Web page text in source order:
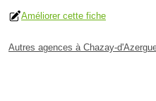
Améliorer cette fiche
Autres agences à Chazay-